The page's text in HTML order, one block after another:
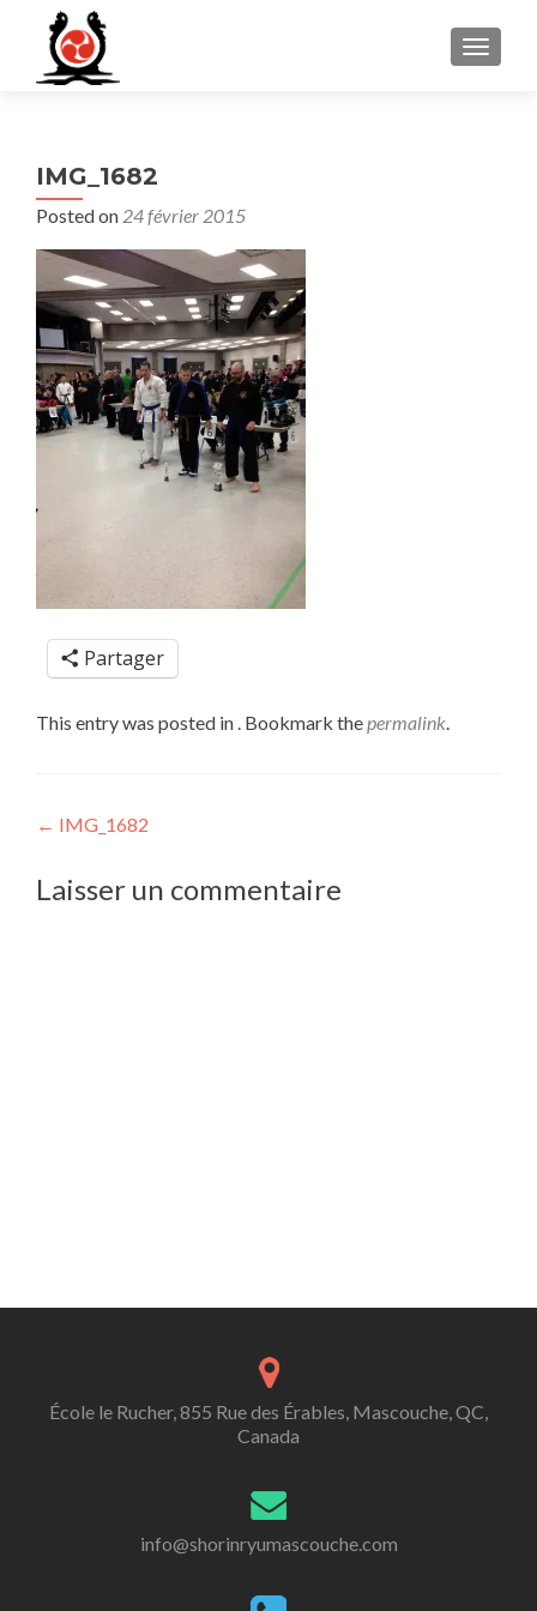
MENU
IMG_1682
Posted on 24 février 2015
Partager
This entry was posted in . Bookmark thepermalink.
Post
navigation
← IMG_1682
Laisser un commentaire
École le Rucher, 855 Rue des Érables, Mascouche, QC,
Canada
info@shorinryumascouche.com